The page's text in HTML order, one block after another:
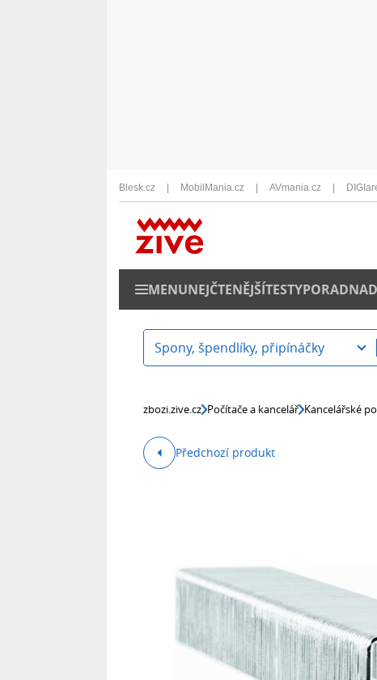
Blesk.cz MobilMania.cz AVmania.cz
MENUNEJČTENĚJŠÍTESTYPORADNA
Spony, špendlíky, připínáčky
zbozi.zive.cz Počítače a kancelář Kancelářské
Předchozí produkt